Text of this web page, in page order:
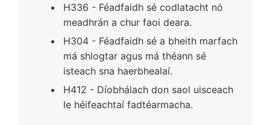
H336 - Féadfaidh sé codlatacht nó
meadhrán a chur faoi deara.
H304 - Féadfaidh sé a bheith marfach
má shlogtar agus má théann sé
isteach sna haerbhealaí.
H412 - Díobhálach don saol uisceach
le héifeachtaí fadtéarmacha.